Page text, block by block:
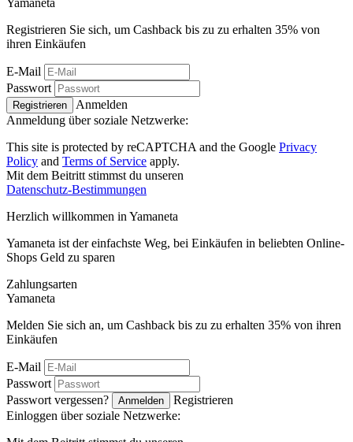
Yamaneta
Registrieren Sie sich, um Cashback bis zu zu erhalten 35% von
ihren Einkäufen
E-Mail
Passwort
Registrieren
Anmelden
Anmeldung über soziale Netzwerke:
This site is protected by reCAPTCHA and the Google Privacy
Policy and Terms of Service apply.
Mit dem Beitritt stimmst du unseren
Datenschutz-Bestimmungen
Herzlich willkommen in Yamaneta
Yamaneta ist der einfachste Weg, bei Einkäufen in beliebten Online-
Shops Geld zu sparen
Zahlungsarten
Yamaneta
Melden Sie sich an, um Cashback bis zu zu erhalten 35% von ihren
Einkäufen
E-Mail
Passwort
Passwort vergessen?
Anmelden
Registrieren
Einloggen über soziale Netzwerke: